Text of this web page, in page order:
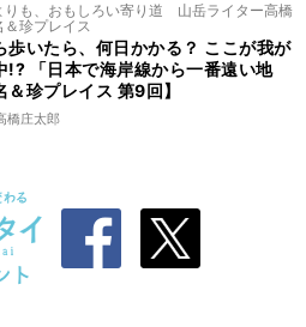
りも、おもしろい寄り道 山岳ライター高橋
＆珍プレイス
歩いたら、何日かかる？ ここが我が
!? 「日本で海岸線から一番遠い地
＆珍プレイス 第9回】
橋庄太郎